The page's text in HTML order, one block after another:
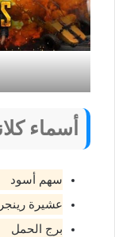
أسماء
سهم أسود
عشيرة
برج الحمل